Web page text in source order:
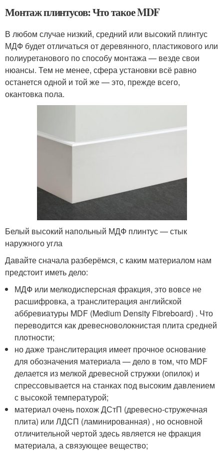
Монтаж плинтусов: Что такое MDF
В любом случае низкий, средний или высокий плинтус
МДФ будет отличаться от деревянного, пластикового или
полиуретанового по способу монтажа — везде свои
нюансы. Тем не менее, сфера установки всё равно
останется одной и той же — это, прежде всего,
окантовка пола.
Белый высокий напольный МДФ плинтус — стык
наружного угла
Давайте сначала разберёмся, с каким материалом нам
предстоит иметь дело:
МДФ или мелкодисперсная фракция, это вовсе не
расшифровка, а транслитерация английской
аббревиатуры MDF (Medium Density Fibreboard) . Что
переводится как древесноволокнистая плита средней
плотности;
но даже транслитерация имеет прочное основание
для обозначения материала — дело в том, что MDF
делается из мелкой древесной стружки (опилок) и
спрессовывается на станках под высоким давлением
с высокой температурой;
материал очень похож ДСтП (древесно-стружечная
плита) или ЛДСП (ламинированная) , но основной
отличительной чертой здесь является не фракция
материала, а связующее вещество;